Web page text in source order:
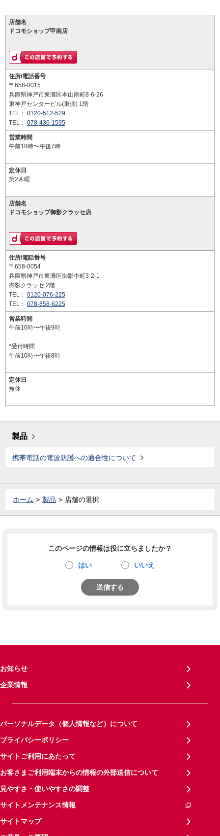
店舗名
ドコモショップ甲南店
住所/電話番号
〒658-0015
兵庫県神戸市東灘区本山南町8-6-26
東神戸センタービル(東側) 1階
TEL： 0120-512-529
TEL： 078-436-1595
営業時間
午前10時〜午後7時
定休日
第2木曜
店舗名
ドコモショップ御影クラッセ店
住所/電話番号
〒658-0054
兵庫県神戸市東灘区御影中町3-2-1
御影クラッセ 2階
TEL： 0120-076-225
TEL： 078-858-6225
営業時間
午前10時〜午後9時
*受付時間
午前10時〜午後8時
定休日
無休
製品
携帯電話の電波防護への適合性について
ホーム 製品 店舗の選択
このページの情報は役に立ちましたか？
はい いいえ
送信する
お知らせ
企業情報
パーソナルデータ（個人情報など）について
プライバシーポリシー
サイトご利用にあたって
お客さまご利用端末からの情報の外部送信について
見やすさ・使いやすさの調整
サイトメンテナンス情報
サイトマップ